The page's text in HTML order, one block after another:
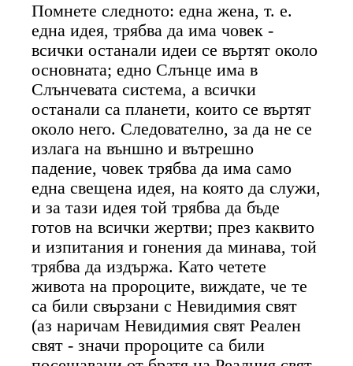
Помнете следното: една жена, т. е.
една идея, трябва да има човек -
всички останали идеи се въртят около
основната; едно Слънце има в
Слънчевата система, а всички
останали са планети, които се въртят
около него. Следователно, за да не се
излага на външно и вътрешно
падение, човек трябва да има само
една свещена идея, на която да служи,
и за тази идея той трябва да бъде
готов на всички жертви; през каквито
и изпитания и гонения да минава, той
трябва да издържа. Като четете
живота на пророците, виждате, че те
са били свързани с Невидимия свят
(аз наричам Невидимия свят Реален
свят - значи пророците са били